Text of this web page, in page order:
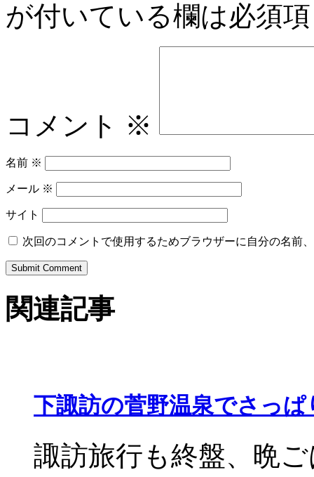
が付いている欄は必須
コメント ※
名前 ※
メール ※
サイト
次回のコメントで使用するためブラウザーに自分の名前
関連記事
下諏訪の菅野温泉でさっ
諏訪旅行も終盤、晩